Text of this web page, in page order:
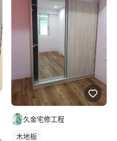
久金宅修工程
木地板